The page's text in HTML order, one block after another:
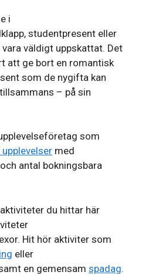
i
studentpresent eller
väldigt uppskattat. Det
att ge bort en romantisk
som de nygifta kan
– på sin
som
med
antal bokningsbara
du hittar här
Hit hör aktiviter som
eller
en gemensam spadag.